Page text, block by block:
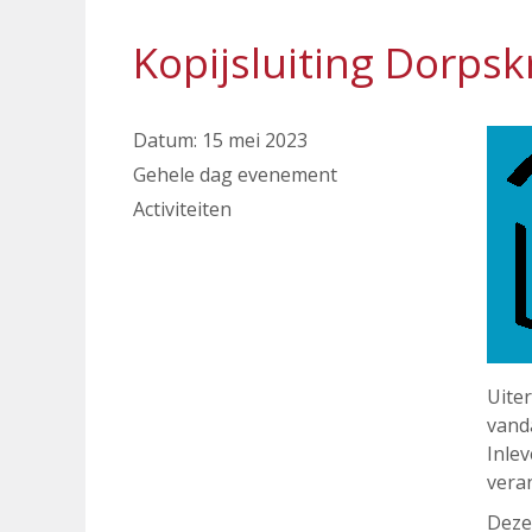
Kopijsluiting
Datum: 15 mei 2023
Gehele dag evenement
Activiteiten